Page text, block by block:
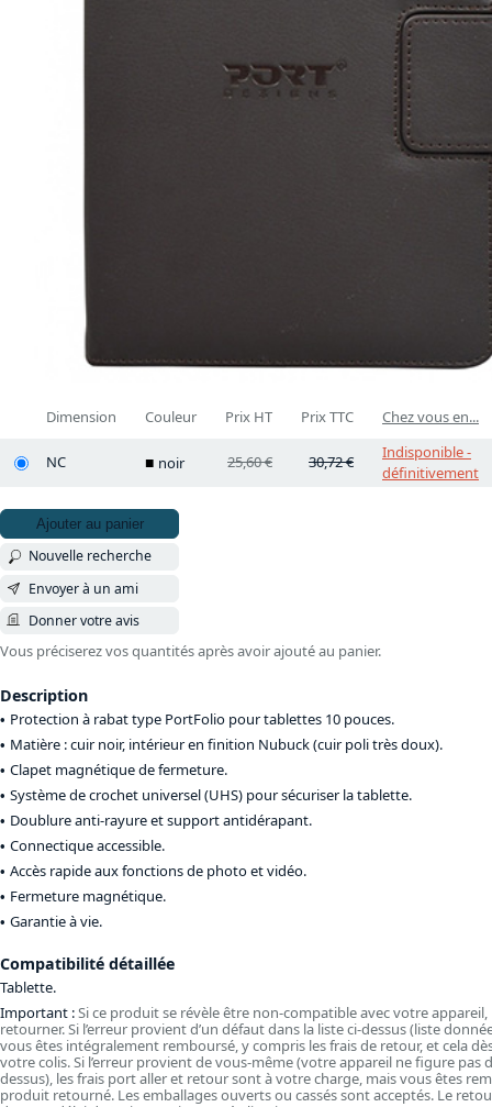
Dimension Couleur Prix HT Prix TTC Chez vous en...
NC noir 25,60 € 30,72 €
Indisponible -
définitivement
Ajouter au panier
Nouvelle recherche
Envoyer à un ami
Donner votre avis
Vous préciserez vos quantités après avoir ajouté au panier.
Description
Protection à rabat type PortFolio pour tablettes 10 pouces.
Matière : cuir noir, intérieur en finition Nubuck (cuir poli très doux).
Clapet magnétique de fermeture.
Système de crochet universel (UHS) pour sécuriser la tablette.
Doublure anti-rayure et support antidérapant.
Connectique accessible.
Accès rapide aux fonctions de photo et vidéo.
Fermeture magnétique.
Garantie à vie.
Compatibilité détaillée
Tablette.
Important :Si ce produit se révèle être non-compatible avec votre
retourner. Si l’erreur provient d’un défaut dans la liste ci-dessus (liste
vous êtes intégralement remboursé, y compris les frais de retour, et cela
votre colis. Si l’erreur provient de vous-même (votre appareil ne figure pas
dessus), les frais port aller et retour sont à votre charge, mais vous êtes
produit retourné. Les emballages ouverts ou cassés sont acceptés. Le